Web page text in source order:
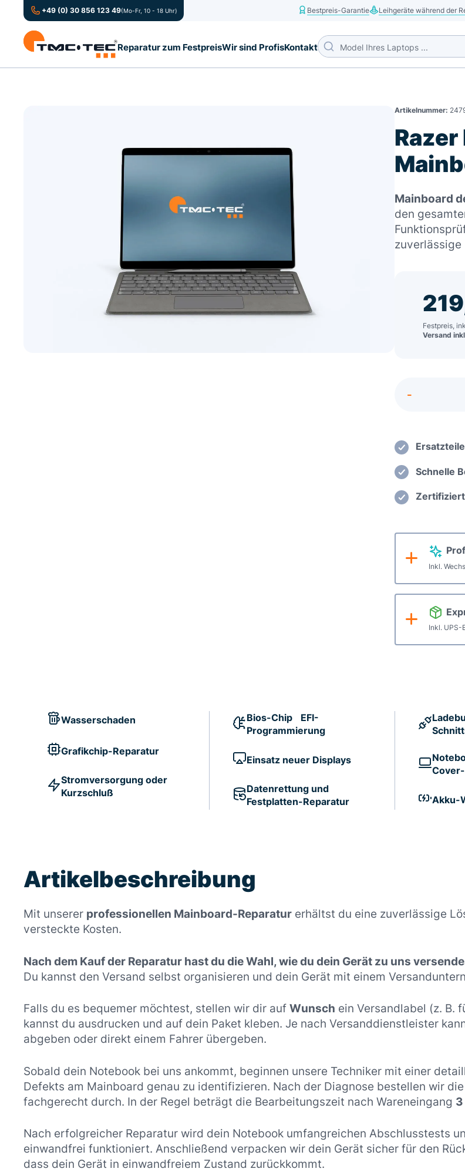
+49 (0) 30 856 123 49(Mo-Fr, 10 - 18 Uhr) Bestpreis-Garantie Leihgeräte während der
Reparatur zum FestpreisWir sind ProfisKontakt
Artikelnummer:
Mainboard
den
zuverlässige
Festpreis,
Versand
Inkl.
Inkl. UPS-
-
Schnelle
Wasserschaden
Grafikchip-Reparatur
Stromversorgung oder
Kurzschluß
Bios-Chip EFI-
Programmierung
Einsatz neuer Displays
Datenrettung und
Festplatten-Reparatur
Akku-
Artikelbeschreibung
Mit unserer professionellen Mainboard-Reparatur erhältst du eine zuverlässige
versteckte Kosten.
Nach dem Kauf der Reparatur hast du die Wahl, wie du dein Gerät zu uns
Du kannst den Versand selbst organisieren und dein Gerät mit einem
Falls du es bequemer möchtest, stellen wir dir auf Wunsch ein Versandlabel (z. B.
kannst du ausdrucken und auf dein Paket kleben. Je nach Versanddienstleister
abgeben oder direkt einem Fahrer übergeben.
Sobald dein Notebook bei uns ankommt, beginnen unsere Techniker mit einer
Defekts am Mainboard genau zu identifizieren. Nach der Diagnose bestellen wir
fachgerecht durch. In der Regel beträgt die Bearbeitungszeit nach Wareneingang
Nach erfolgreicher Reparatur wird dein Notebook umfangreichen Abschlusstests
einwandfrei funktioniert. Anschließend verpacken wir dein Gerät sicher für den
dass dein Gerät in einwandfreiem Zustand zurückkommt.